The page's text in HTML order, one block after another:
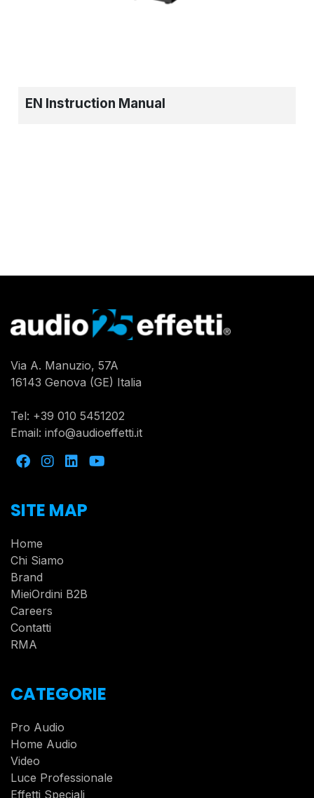
EN Instruction Manual
Via A. Manuzio, 57A
16143 Genova (GE) Italia
Tel: +39 010 5451202
Email: info@audioeffetti.it
SITE MAP
Home
Chi Siamo
Brand
MieiOrdini B2B
Careers
Contatti
RMA
CATEGORIE
Pro Audio
Home Audio
Video
Luce Professionale
Effetti Speciali